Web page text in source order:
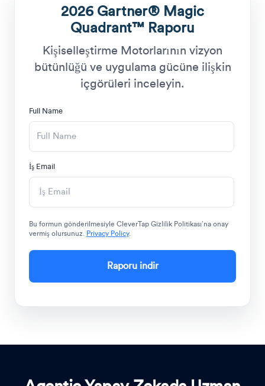
2026 Gartner® Magic
Quadrant™ Raporu
Kişiselleştirme Motorlarının vizyon
bütünlüğü ve uygulama gücüne ilişkin
içgörüleri inceleyin.
Full Name
İş Email
Bu formun gönderilmesiyle CleverTap Gizlilik Politikası’na onay
vermiş olursunuz.
Privacy Policy.
Raporu indir